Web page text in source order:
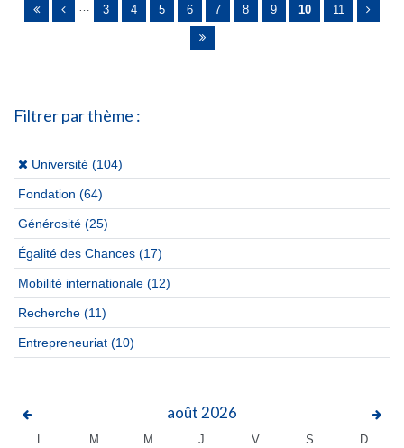
… 3 4 5 6 7 8 9 10 11
Filtrer par thème :
(x)
Université (104)
Fondation (64)
Générosité (25)
Égalité des Chances (17)
Mobilité internationale (12)
Recherche (11)
Entrepreneuriat (10)
août 2026
L M M J V S D